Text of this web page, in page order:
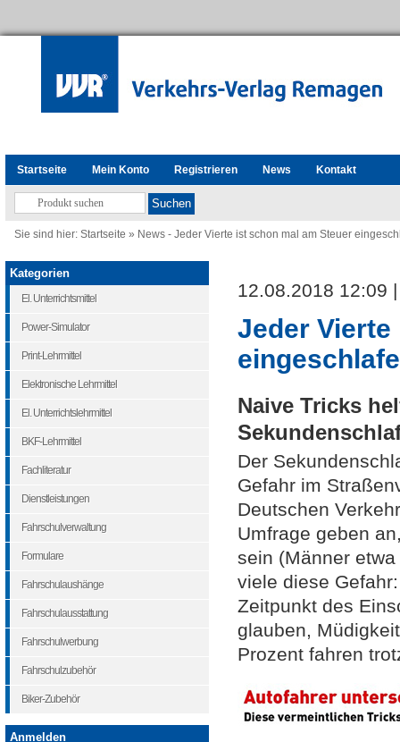
Startseite Mein Konto Registrieren News Kontakt
Sie sind hier: Startseite » News - Jeder Vierte ist schon mal am Steuer
12.08.2018 12:09
Jeder
Naive Tricks
Der
Gefahr im
Deutschen
Umfrage geben
sein (Männer
viele diese
Zeitpunkt des
glauben,
Prozent fahren
Kategorien
El. Unterrichtsmittel
Power-Simulator
Print-Lehrmittel
Elektronische Lehrmittel
El. Unterrichtslehrmittel
BKF-Lehrmittel
Fachliteratur
Dienstleistungen
Fahrschulverwaltung
Formulare
Fahrschulaushänge
Fahrschulausstattung
Fahrschulwerbung
Fahrschulzubehör
Biker-Zubehör
Anmelden